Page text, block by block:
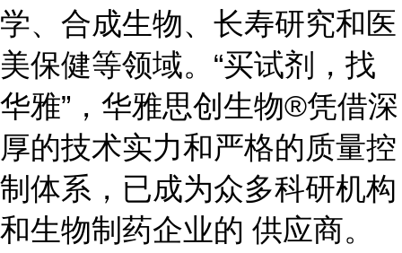
学、合成生物、长寿研究和医
美保健等领域。“买试剂，找
华雅”，华雅思创生物®凭借深
厚的技术实力和严格的质量控
制体系，已成为众多科研机构
和生物制药企业的 供应商。